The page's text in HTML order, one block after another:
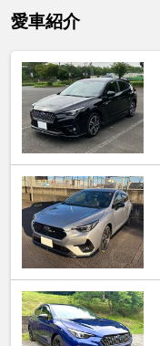
愛車紹介